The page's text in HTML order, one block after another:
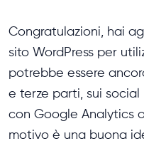
Congratulazioni, hai
sito WordPress per
potrebbe essere
e terze parti, sui
con Google Analytics
motivo è una buona